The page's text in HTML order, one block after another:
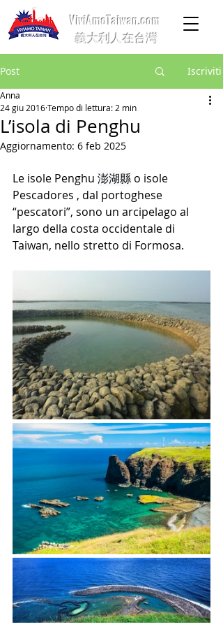
ViviAmoTaiwan.com
義大利人在台灣
Post Iscriviti
L’isola di Penghu
Anna
24 giu 2016Tempo di lettura: 2 min
Aggiornamento: 6 feb 2025
Le isole Penghu 澎湖縣 o isole
Pescadores , dal portoghese
“pescatori”, sono un arcipelago al
largo della costa occidentale di
Taiwan, nello stretto di Formosa.